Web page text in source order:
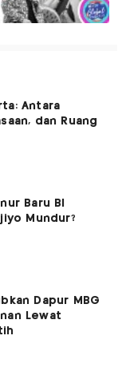
Antara
dan Ruang
Baru BI
Mundur?
Dapur MBG
Lewat